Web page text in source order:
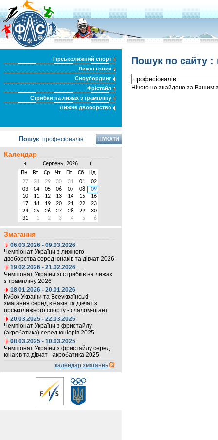
Гірськолижний спорт
Лижні гонки
Сноубординг
Фрістайл
Стрибки на лижах з трампліну
Лижне двоборство
Пошук
Календар
Серпень, 2026
Пн
Вт Ср Чт Пт Сб
Нд
27
28 29 30 31 01
02
03
04 05 06 07 08
09
10
11 12 13 14 15
16
17
18 19 20 21 22
23
24
25 26 27 28 29
30
31
1 2 3 4 5 6
Змагання
06.03.2026 - 09.03.2026
Чемпіонат України з лижного
двоборства серед юнаків та дівчат 2026
19.02.2026 - 21.02.2026
Чемпіонат України зі стрибків на лижах
з трампліну 2026
18.01.2026 - 20.01.2026
Кубок України та Всеукраїнські
змагання серед юнаків та дівчат з
гірськолижного спорту - слалом-гігант
20.03.2025 - 22.03.2025
Чемпіонат України з фристайлу
(акробатика) серед юніорів 2025
08.03.2025 - 10.03.2025
Чемпіонат України з фристайлу серед
юнаків та дівчат - акробатика 2025
календар змаганнь
Пошук по сайту :
Нічого не знайдено за Вашим